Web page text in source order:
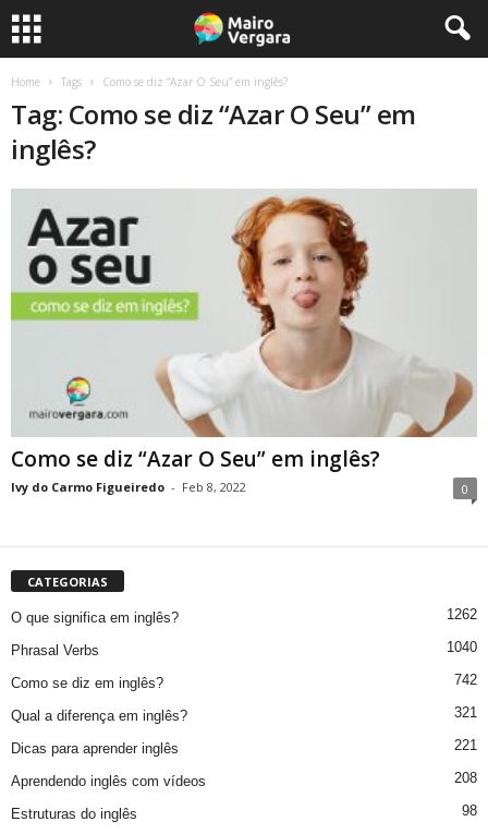
Home Tags Como se diz “Azar O Seu” em inglês?
Tag: Como se diz “Azar O Seu” em
inglês?
Como se diz “Azar O Seu” em inglês?
Ivy do Carmo Figueiredo - Feb 8, 2022 0
CATEGORIAS
O que significa em inglês? 1262
Phrasal Verbs 1040
Como se diz em inglês? 742
Qual a diferença em inglês? 321
Dicas para aprender inglês 221
Aprendendo inglês com vídeos 208
Estruturas do inglês 98